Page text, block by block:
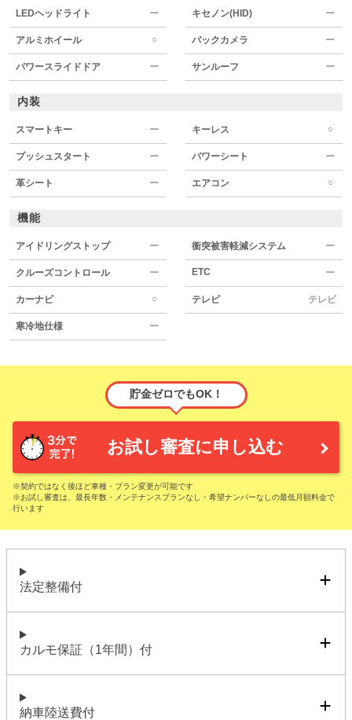
LEDヘッドライト ー キセノン(HID) ー
アルミホイール ○ バックカメラ ー
パワースライドドア ー サンルーフ ー
内装
スマートキー ー キーレス ○
プッシュスタート ー パワーシート ー
革シート ー エアコン ○
機能
アイドリングストップ ー 衝突被害軽減システム ー
クルーズコントロール ー ETC ー
カーナビ ○ テレビ テレビ
寒冷地仕様 ー
貯金ゼロでもOK！
お試し審査に申し込む
※契約ではなく後ほど車種・プラン変更が可能です
※お試し審査は、最長年数・メンテナンスプランなし・希望ナンバーなしの最低月額料金で
行います
法定整備付
カルモ保証（1年間）付
納車陸送費付